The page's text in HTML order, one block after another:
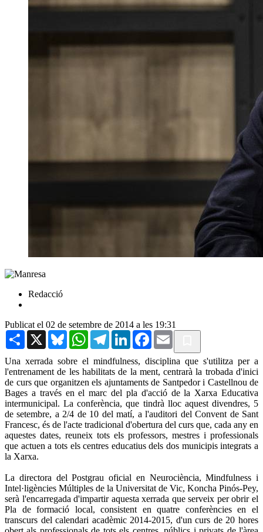
Redacció
Publicat el 02 de setembre de 2014 a les 19:31
Share X BlueskyWhatsAppTelegramLinkedInFacebook
Email
Una xerrada sobre el mindfulness, disciplina que s'utilitza per a
l'entrenament de les habilitats de la ment, centrarà la trobada d'inici
de curs que organitzen els ajuntaments de Santpedor i Castellnou de
Bages a través en el marc del pla d'acció de la Xarxa Educativa
intermunicipal. La conferència, que tindrà lloc aquest divendres, 5
de setembre, a 2/4 de 10 del matí, a l'auditori del Convent de Sant
Francesc, és de l'acte tradicional d'obertura del curs que, cada any en
aquestes dates, reuneix tots els professors, mestres i professionals
que actuen a tots els centres educatius dels dos municipis integrats a
la Xarxa.
La directora del Postgrau oficial en Neurociència, Mindfulness i
Intel·ligències Múltiples de la Universitat de Vic, Koncha Pinós-Pey,
serà l'encarregada d'impartir aquesta xerrada que serveix per obrir el
Pla de formació local, consistent en quatre conferències en el
transcurs del calendari acadèmic 2014-2015, d'un curs de 20 hores